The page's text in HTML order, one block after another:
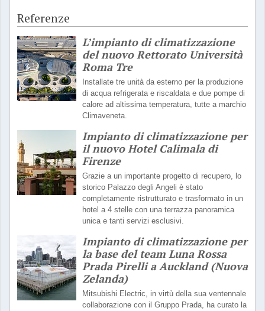
Referenze
L’impianto di climatizzazione
del nuovo Rettorato Università
Roma Tre
Installate tre unità da esterno per la produzione
di acqua refrigerata e riscaldata e due pompe di
calore ad altissima temperatura, tutte a marchio
Climaveneta.
Impianto di climatizzazione per
il nuovo Hotel Calimala di
Firenze
Grazie a un importante progetto di recupero, lo
storico Palazzo degli Angeli è stato
completamente ristrutturato e trasformato in un
hotel a 4 stelle con una terrazza panoramica
unica e tanti servizi esclusivi.
Impianto di climatizzazione per
la base del team Luna Rossa
Prada Pirelli a Auckland (Nuova
Zelanda)
Mitsubishi Electric, in virtù della sua ventennale
collaborazione con il Gruppo Prada, ha curato la